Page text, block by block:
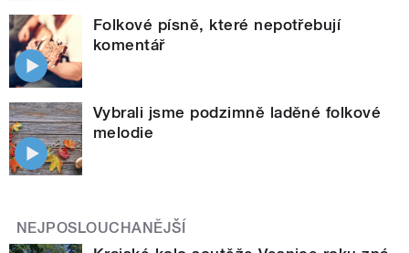
Folkové písně, které nepotřebují
komentář
Vybrali jsme podzimně laděné folkové
melodie
NEJPOSLOUCHANĚJŠÍ